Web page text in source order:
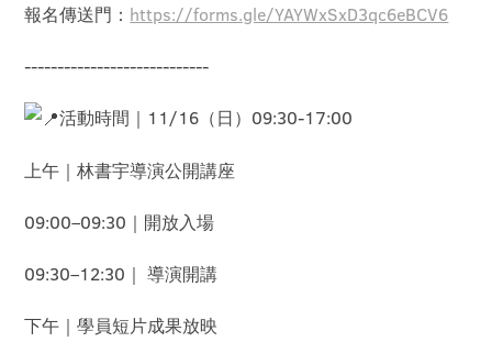
報名傳送門： https://forms.gle/YAYWxSxD3qc6eBCV6
----------------------------
活動時間｜11/16（日）09:30-17:00
上午｜林書宇導演公開講座
09:00–09:30｜開放入場
09:30–12:30｜ 導演開講
下午｜學員短片成果放映